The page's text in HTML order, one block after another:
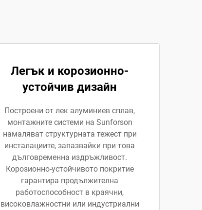
Легък и корозионно-
устойчив дизайн
Построени от лек алуминиев сплав,
монтажните системи на Sunforson
намаляват структурната тежест при
инсталациите, запазвайки при това
дълговременна издръжливост.
Корозионно-устойчивото покритие
гарантира продължителна
работоспособност в краячни,
високовлажностни или индустриални